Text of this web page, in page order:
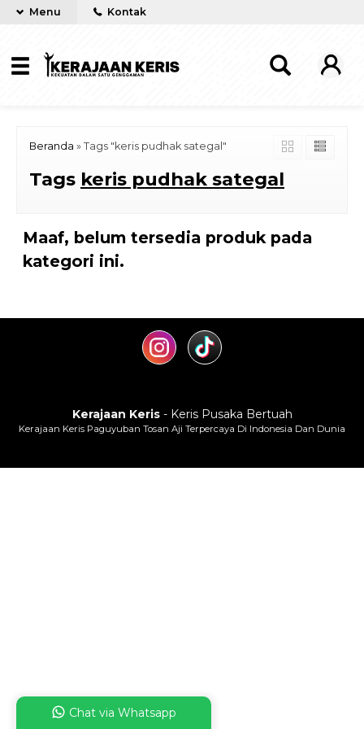
Menu Kontak
Beranda » Tags "keris pudhak sategal"
Tags keris pudhak sategal
Maaf, belum tersedia produk pada
kategori ini.
Kerajaan Keris- Keris Pusaka Bertuah
Kerajaan Keris Paguyuban Tosan Aji Terpercaya Di Indonesia Dan Dunia
Chat via Whatsapp